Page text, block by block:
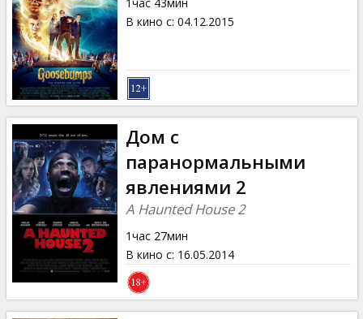
В кино с: 04.12.2015
Дом с
паранормальными
явлениями 2
A Haunted House 2
1час 27мин
В кино с: 16.05.2014